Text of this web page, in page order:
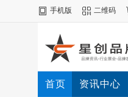
手机版 二维码
首页 资讯中心